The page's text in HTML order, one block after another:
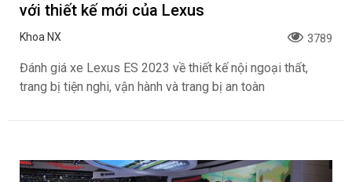
với thiết kế mới của Lexus
Khoa NX 3789
Đánh giá xe Lexus ES 2023 về thiết kế nội ngoại thất,
trang bị tiện nghi, vận hành và trang bị an toàn